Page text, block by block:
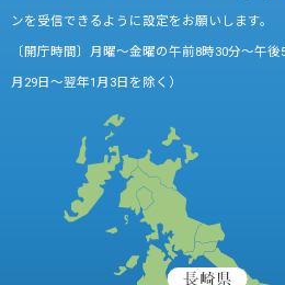
ンを受信できるように設定をお願いします。
〔開庁時間〕月曜～金曜の午前8時30分～午
月29日～翌年1月3日を除く）